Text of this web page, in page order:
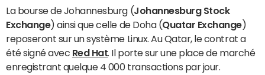
La bourse de Johannesburg (Johannesburg Stock
Exchange) ainsi que celle de Doha (Quatar Exchange)
reposeront sur un système Linux. Au Qatar, le contrat a
été signé avec Red Hat . Il porte sur une place de marché
enregistrant quelque 4 000 transactions par jour.